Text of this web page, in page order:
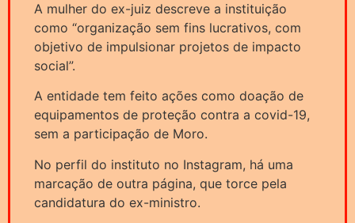
A mulher do ex-juiz descreve a instituição
como “organização sem fins lucrativos, com
objetivo de impulsionar projetos de impacto
social”.
A entidade tem feito ações como doação de
equipamentos de proteção contra a covid-19,
sem a participação de Moro.
No perfil do instituto no Instagram, há uma
marcação de outra página, que torce pela
candidatura do ex-ministro.